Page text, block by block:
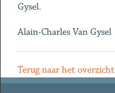
Gysel.
Alain-Charles Van Gysel
Terug naar het overzicht